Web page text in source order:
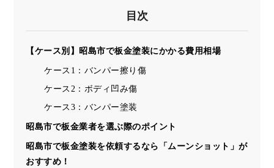
目次
【ケース別】昭島市で板金塗装にかかる費用相場
ケース1：バンパー擦り傷
ケース2：ボディ凹み傷
ケース3：バンパー塗装
昭島市で板金業者を選ぶ際のポイント
昭島市で板金塗装を依頼するなら「ムーンショット」が
おすすめ！